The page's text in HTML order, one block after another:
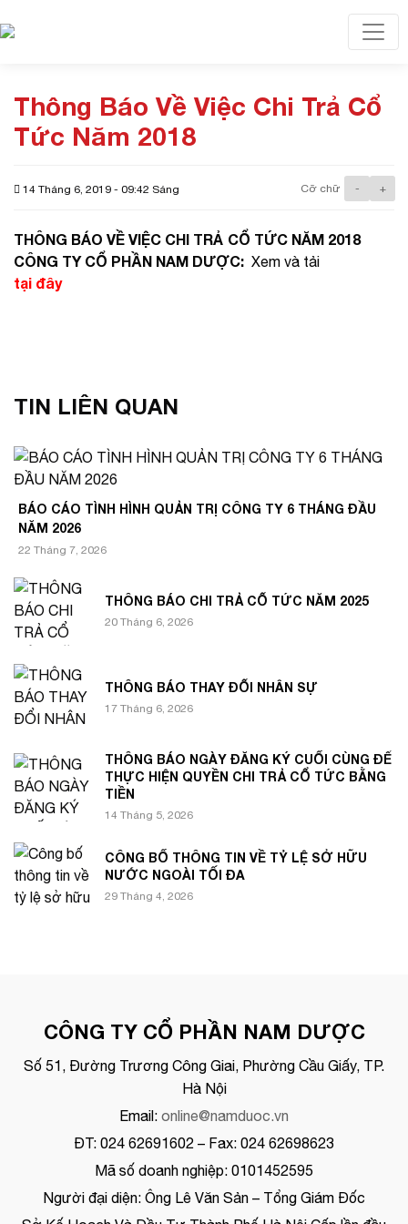
Thông Báo Về Việc Chi Trả Cổ
Tức Năm 2018
14 Tháng 6, 2019 - 09:42 Sáng Cỡ chữ - +
THÔNG BÁO VỀ VIỆC CHI TRẢ CỔ TỨC NĂM 2018
CÔNG TY CỔ PHẦN NAM DƯỢC: Xem và tải
tại đây
TIN LIÊN QUAN
BÁO CÁO TÌNH HÌNH QUẢN TRỊ CÔNG TY 6 THÁNG ĐẦU
NĂM 2026
22 Tháng 7, 2026
THÔNG BÁO CHI TRẢ CỔ TỨC NĂM 2025
20 Tháng 6, 2026
THÔNG BÁO THAY ĐỔI NHÂN SỰ
17 Tháng 6, 2026
THÔNG BÁO NGÀY ĐĂNG KÝ CUỐI CÙNG ĐỂ
THỰC HIỆN QUYỀN CHI TRẢ CỔ TỨC BẰNG
TIỀN
14 Tháng 5, 2026
CÔNG BỐ THÔNG TIN VỀ TỶ LỆ SỞ HỮU
NƯỚC NGOÀI TỐI ĐA
29 Tháng 4, 2026
CÔNG TY CỔ PHẦN NAM DƯỢC
Số 51, Đường Trương Công Giai, Phường Cầu Giấy, TP.
Hà Nội
Email: online@namduoc.vn
ĐT: 024 62691602 – Fax: 024 62698623
Mã số doanh nghiệp: 0101452595
Người đại diện: Ông Lê Văn Sản – Tổng Giám Đốc